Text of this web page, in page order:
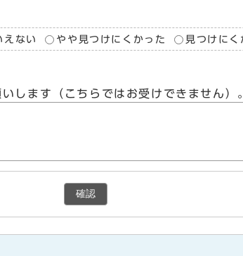
えない やや見つけにくかった 見つけにく
します（こちらではお受けできません）
確認